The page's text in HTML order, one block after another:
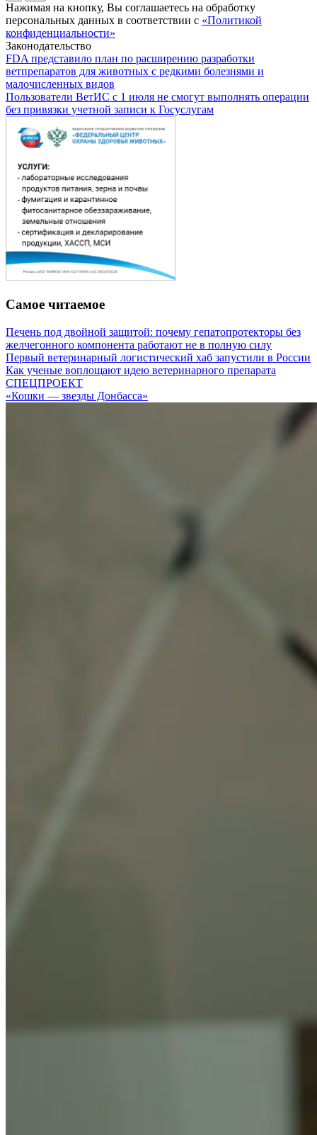
Нажимая на кнопку, Вы соглашаетесь на обработку
персональных данных в соответствии с «Политикой
конфиденциальности»
Законодательство
FDA представило план по расширению разработки
ветпрепаратов для животных с редкими болезнями и
малочисленных видов
Пользователи ВетИС с 1 июля не смогут выполнять операции
без привязки учетной записи к Госуслугам
Самое читаемое
Печень под двойной защитой: почему гепатопротекторы без
желчегонного компонента работают не в полную силу
Первый ветеринарный логистический хаб запустили в России
Как ученые воплощают идею ветеринарного препарата
СПЕЦПРОЕКТ
«Кошки — звезды Донбасса»